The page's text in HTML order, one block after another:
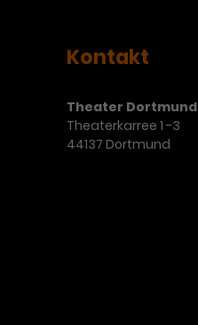
Kontakt
Theater Dortmund
Theaterkarree 1 -3
44137 Dortmund